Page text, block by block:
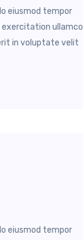
eiusmod tempor
exercitation ullamco
in voluptate velit
eiusmod tempor